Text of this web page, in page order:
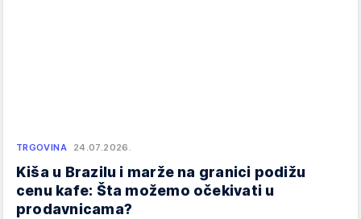
TRGOVINA 24.07.2026.
Kiša u Brazilu i marže na granici podižu
cenu kafe: Šta možemo očekivati u
prodavnicama?